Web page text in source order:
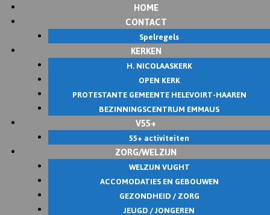
Skip
HOME
CONTACT
Spelregels
KERKEN
H. NICOLAASKERK
OPEN KERK
PROTESTANTE GEMEENTE HELEVOIRT-HAAREN
BEZINNINGSCENTRUM EMMAUS
V55+
55+ activiteiten
ZORG/WELZIJN
WELZIJN VUGHT
ACCOMODATIES EN GEBOUWEN
GEZONDHEID / ZORG
JEUGD / JONGEREN